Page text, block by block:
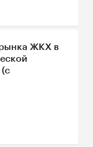
рынка ЖКХ в